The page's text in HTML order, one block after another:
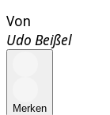
Von
Udo Beißel
Merken